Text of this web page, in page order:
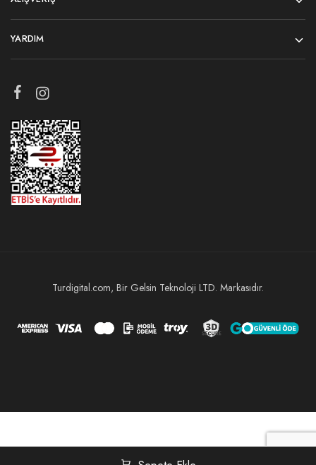
YARDIM
Turdigital.com, Bir Gelsin Teknoloji LTD. Markasıdır.